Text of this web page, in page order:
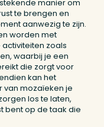
manier om
te brengen en
aanwezig te zijn.
worden met
zoals
waarbij je een
die zorgt voor
kan het
van mozaïeken je
los te laten,
bent op de taak die